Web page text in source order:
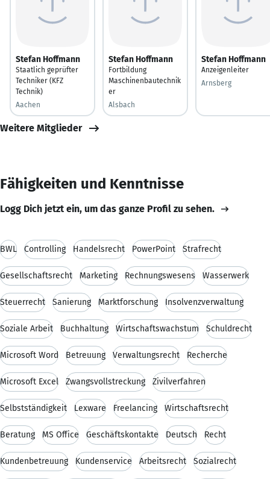
Stefan Hoffmann
Staatlich geprüfter
Techniker (KFZ
Technik)
Aachen
Stefan Hoffmann
Fortbildung
Maschinenbautechnik
er
Alsbach
Stefan Hoffmann
Anzeigenleiter
Arnsberg
Weitere Mitglieder
Fähigkeiten und Kenntnisse
Logg Dich jetzt ein, um das ganze Profil zu sehen.
BWL Controlling Handelsrecht PowerPoint Strafrecht
Gesellschaftsrecht Marketing Rechnungswesens Wasserwerk
Steuerrecht Sanierung Marktforschung Insolvenzverwaltung
Soziale Arbeit Buchhaltung Wirtschaftswachstum Schuldrecht
Microsoft Word Betreuung Verwaltungsrecht Recherche
Microsoft Excel Zwangsvollstreckung Zivilverfahren
Selbstständigkeit Lexware Freelancing Wirtschaftsrecht
Beratung MS Office Geschäftskontakte Deutsch Recht
Kundenbetreuung Kundenservice Arbeitsrecht Sozialrecht